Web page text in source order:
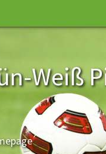
Weiß